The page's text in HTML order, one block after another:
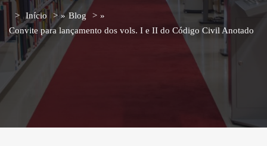
Início » Blog
»
Convite para lançamento dos vols. I e II do Código Civil Anotado